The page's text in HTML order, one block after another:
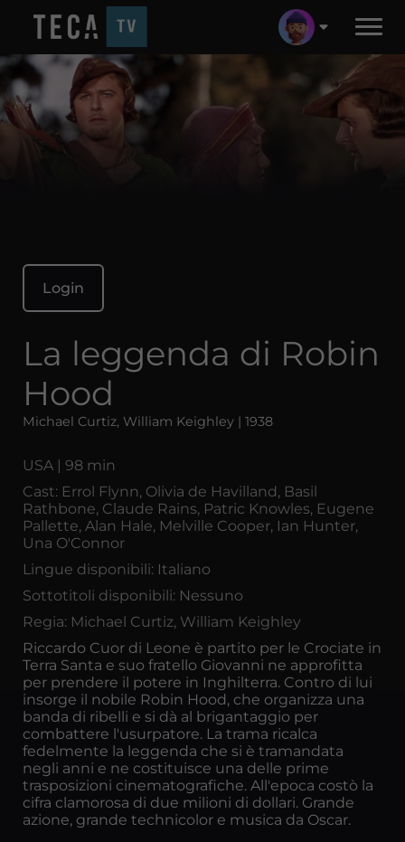
Login
La leggenda di Robin
Hood
Michael Curtiz, William Keighley | 1938
USA | 98 min
Cast: Errol Flynn, Olivia de Havilland, Basil
Rathbone, Claude Rains, Patric Knowles, Eugene
Pallette, Alan Hale, Melville Cooper, Ian Hunter,
Una O'Connor
Lingue disponibili: Italiano
Sottotitoli disponibili: Nessuno
Regia: Michael Curtiz, William Keighley
Riccardo Cuor di Leone è partito per le Crociate in
Terra Santa e suo fratello Giovanni ne approfitta
per prendere il potere in Inghilterra. Contro di lui
insorge il nobile Robin Hood, che organizza una
banda di ribelli e si dà al brigantaggio per
combattere l'usurpatore. La trama ricalca
fedelmente la leggenda che si è tramandata
negli anni e ne costituisce una delle prime
trasposizioni cinematografiche. All'epoca costò la
cifra clamorosa di due milioni di dollari. Grande
azione, grande technicolor e musica da Oscar.